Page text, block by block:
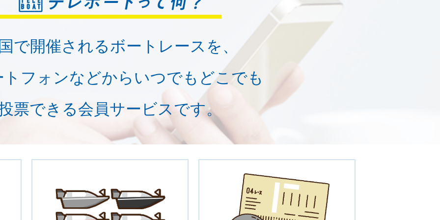
で開催されるボートレースを、
トフォンなどからいつでもどこでも
票できる会員サービスです。